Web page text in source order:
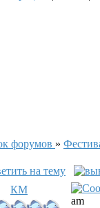
форумов »
КМ
am